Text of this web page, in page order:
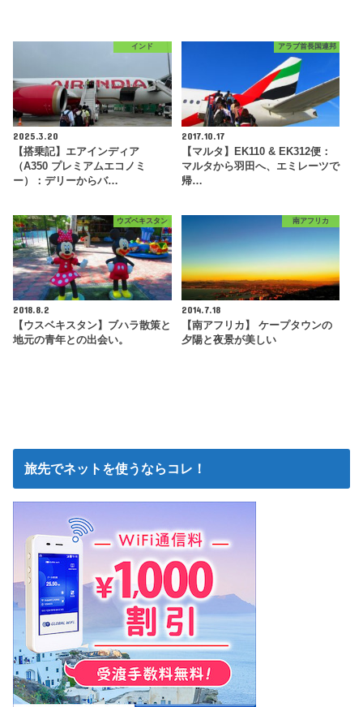
インド
2025.3.20
【搭乗記】エアインディア
（A350 プレミアムエコノミ
ー）：デリーからバ…
アラブ首長国連邦
2017.10.17
【マルタ】EK110 & EK312便：
マルタから羽田へ、エミレーツで
帰…
ウズベキスタン
2018.8.2
【ウスベキスタン】ブハラ散策と
地元の青年との出会い。
南アフリカ
2014.7.18
【南アフリカ】 ケープタウンの
夕陽と夜景が美しい
旅先でネットを使うならコレ！